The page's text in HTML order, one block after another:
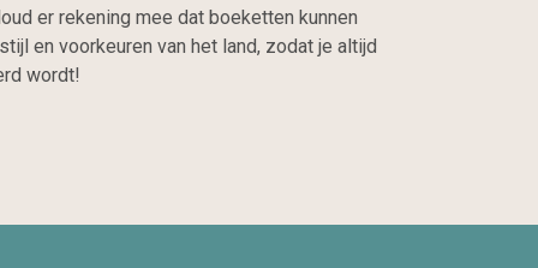
er rekening mee dat boeketten kunnen
en voorkeuren van het land, zodat je altijd
wordt!